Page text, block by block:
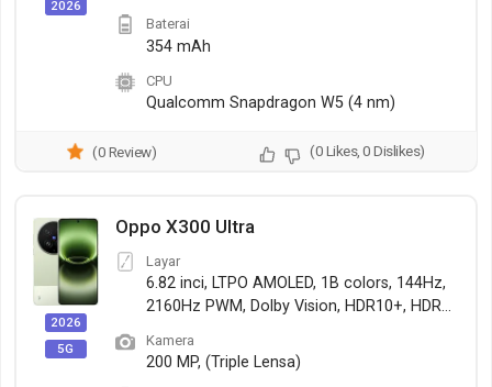
2026
Baterai
354 mAh
CPU
Qualcomm Snapdragon W5 (4 nm)
(0 Review) (0 Likes, 0 Dislikes)
2026
5G
Oppo X300 Ultra
Layar
6.82 inci, LTPO AMOLED, 1B colors, 144Hz,
2160Hz PWM, Dolby Vision, HDR10+, HDR
Kamera
200 MP, (Triple Lensa)